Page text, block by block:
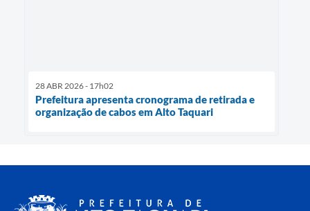
28 ABR 2026 - 17h02
Prefeitura apresenta cronograma de retirada e
organização de cabos em Alto Taquari